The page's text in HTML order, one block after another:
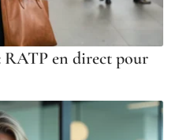
en direct pour